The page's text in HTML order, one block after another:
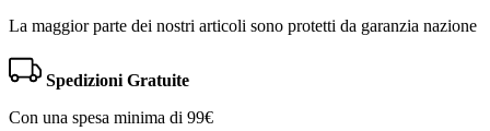
La maggior parte dei nostri articoli sono protetti da garanzia nazione
Spedizioni Gratuite
Con una spesa minima di 99€